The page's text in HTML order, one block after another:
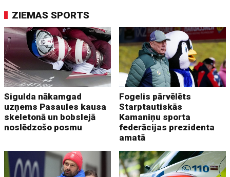
ZIEMAS SPORTS
Sigulda nākamgad
uzņems Pasaules kausa
skeletonā un bobslejā
noslēdzošo posmu
Fogelis pārvēlēts
Starptautiskās
Kamaniņu sporta
federācijas prezidenta
amatā